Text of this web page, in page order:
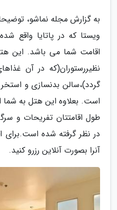
به گزارش مجله نماشو،
ویستا که در پاتایا واقع
اقامت شما می باشد. این
نظیررستوران(که در آن
گردد)،سالن بدنسازی و استخر
است. بعلاوه این هتل به شما
طول اقامتتان تفریحات و
در نظر گرفته شده است.برای
آنرا بصورت آنلاین رزرو کنید.